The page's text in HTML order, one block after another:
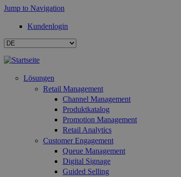
Jump to Navigation
Kundenlogin
Lösungen
Retail Management
Channel Management
Produktkatalog
Promotion Management
Retail Analytics
Customer Engagement
Queue Management
Digital Signage
Guided Selling